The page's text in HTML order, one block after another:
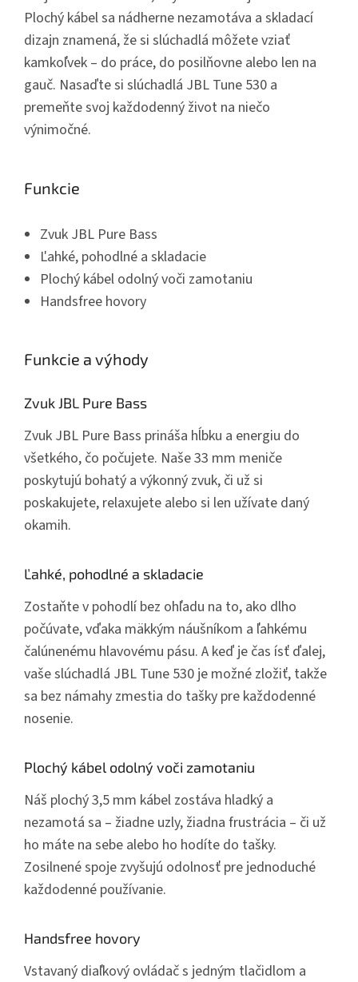
Plochý kábel sa nádherne nezamotáva a skladací
dizajn znamená, že si slúchadlá môžete vziať
kamkoľvek – do práce, do posilňovne alebo len na
gauč. Nasaďte si slúchadlá JBL Tune 530 a
premeňte svoj každodenný život na niečo
výnimočné.
Funkcie
Zvuk JBL Pure Bass
Ľahké, pohodlné a skladacie
Plochý kábel odolný voči zamotaniu
Handsfree hovory
Funkcie a výhody
Zvuk JBL Pure Bass
Zvuk JBL Pure Bass prináša hĺbku a energiu do
všetkého, čo počujete. Naše 33 mm meniče
poskytujú bohatý a výkonný zvuk, či už si
poskakujete, relaxujete alebo si len užívate daný
okamih.
Ľahké, pohodlné a skladacie
Zostaňte v pohodlí bez ohľadu na to, ako dlho
počúvate, vďaka mäkkým náušníkom a ľahkému
čalúnenému hlavovému pásu. A keď je čas ísť ďalej,
vaše slúchadlá JBL Tune 530 je možné zložiť, takže
sa bez námahy zmestia do tašky pre každodenné
nosenie.
Plochý kábel odolný voči zamotaniu
Náš plochý 3,5 mm kábel zostáva hladký a
nezamotá sa – žiadne uzly, žiadna frustrácia – či už
ho máte na sebe alebo ho hodíte do tašky.
Zosilnené spoje zvyšujú odolnosť pre jednoduché
každodenné používanie.
Handsfree hovory
Vstavaný diaľkový ovládač s jedným tlačidlom a